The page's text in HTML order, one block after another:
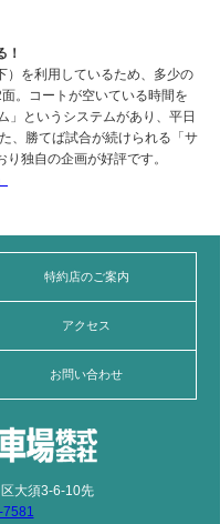
！
）を利用しているため、多少の
。コートが空いている時間を
」というシステムがあり、平日
、勝てば試合が続けられる「サ
独自の企画が好評です。
特約店のご案内
アクセス
お問い合わせ
大須3-6-10先